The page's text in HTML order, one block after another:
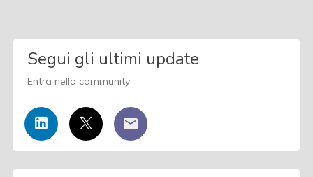
Segui gli ultimi update
Entra nella community